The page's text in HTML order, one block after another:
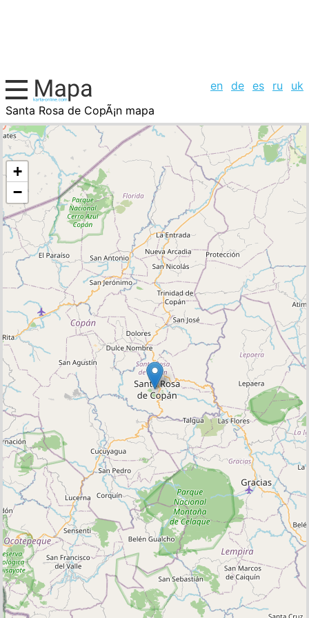
en de es ru
uk
Santa Rosa de CopÃ¡n mapa
, la lista de ciudades
+
−